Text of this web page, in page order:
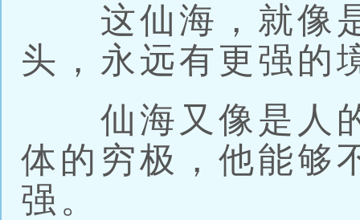
这仙海，就像是
头，永远有更强的
仙海又像是人的
体的穷极，他能够
强。